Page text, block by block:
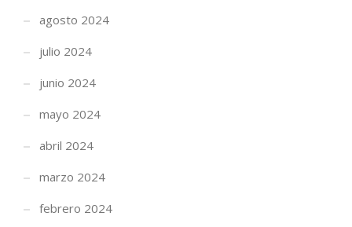
agosto 2024
julio 2024
junio 2024
mayo 2024
abril 2024
marzo 2024
febrero 2024